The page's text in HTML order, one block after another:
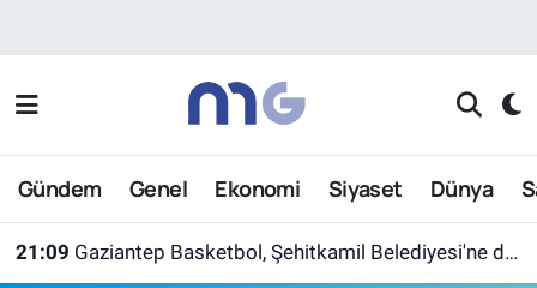
Gündem Genel Ekonomi Siyaset Dünya
21:09 Gaziantep Basketbol, Şehitkamil Belediyesi'ne devredildi
Nöbetçi Eczaneler
Hava Durumu